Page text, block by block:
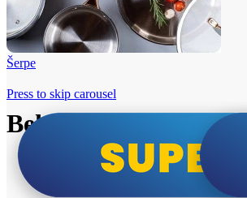
Šerpe
Beko i Tesla super cene
Press to skip carousel